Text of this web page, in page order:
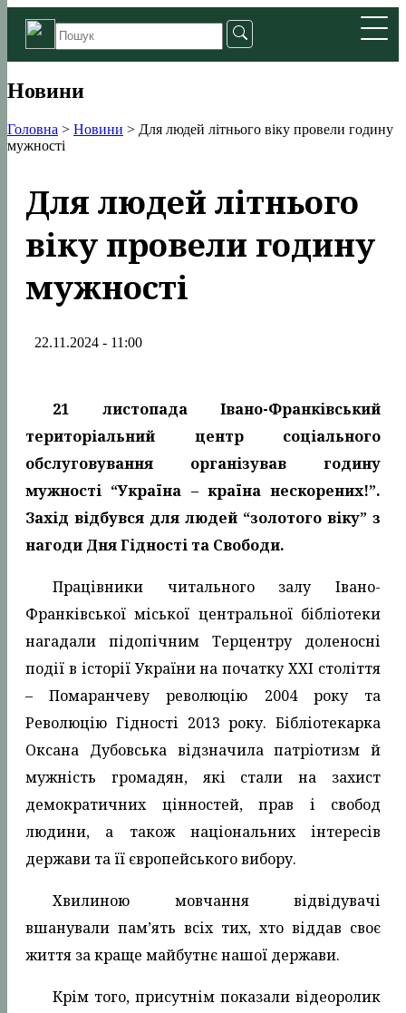
Новини
Головна > Новини > Для людей літнього віку провели годину
мужності
Для людей літнього
віку провели годину
мужності
22.11.2024 - 11:00
21 листопада Івано-Франківський
територіальний центр соціального
обслуговування організував годину
мужності “Україна – країна нескорених!”.
Захід відбувся для людей “золотого віку” з
нагоди Дня Гідності та Свободи.
Працівники читального залу Івано-
Франківської міської центральної бібліотеки
нагадали підопічним Терцентру доленосні
події в історії України на початку ХХІ століття
– Помаранчеву революцію 2004 року та
Революцію Гідності 2013 року. Бібліотекарка
Оксана Дубовська відзначила патріотизм й
мужність громадян, які стали на захист
демократичних цінностей, прав і свобод
людини, а також національних інтересів
держави та її європейського вибору.
Хвилиною мовчання відвідувачі
вшанували пам’ять всіх тих, хто віддав своє
життя за краще майбутнє нашої держави.
Крім того, присутнім показали відеоролик